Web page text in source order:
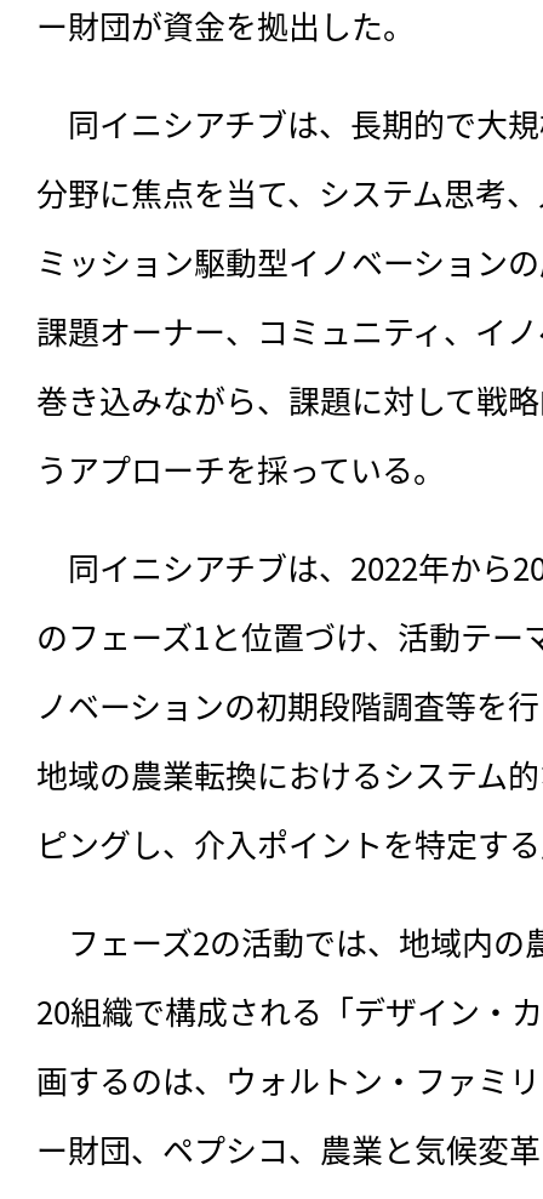
ー財団が資金を拠出した。
同イニシアチブは、 長期的で大
分野に焦点を当て、システム思考
ミッション駆動型イノベーション
課題オーナー、コミュニティ、イ
巻き込みながら、課題に対して戦
うアプローチを採っている。
同イニシアチブは、2022年から
のフェーズ1と位置づけ、活動テー
ノベーションの初期段階調査等を
地域の農業転換におけるシステム
ピングし、介入ポイントを特定す
フェーズ2の活動では、地域内の
20組織で構成される「デザイン・
画するのは、ウォルトン・ファミ
ー財団、ペプシコ、農業と気候変